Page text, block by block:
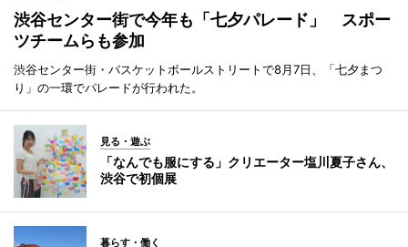
渋谷センター街で今年も「七夕パレード」 スポー
ツチームらも参加
渋谷センター街・バスケットボールストリートで8月7日、「七夕まつ
り」の一環でパレードが行われた。
見る・遊ぶ
「なんでも服にする」クリエーター塩川夏子さん、
渋谷で初個展
暮らす・働く